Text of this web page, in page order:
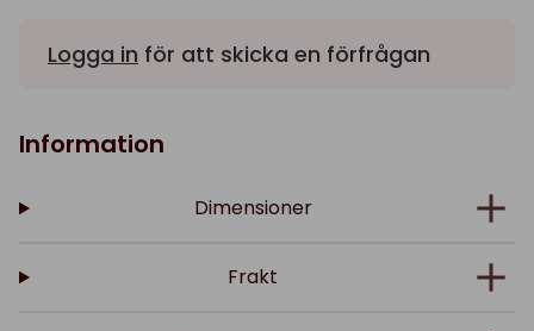
Logga in för att skicka en förfrågan
Information
Dimensioner
Frakt